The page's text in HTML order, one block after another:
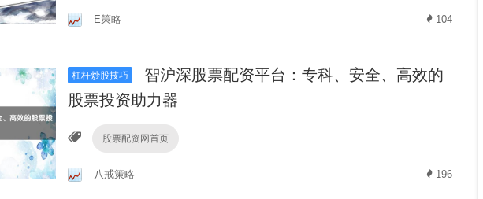
E策略 104
杠杆炒股技巧
智沪深股票配资平台：专科、安全、高效的
股票投资助力器
股票配资网首页
八戒策略 196